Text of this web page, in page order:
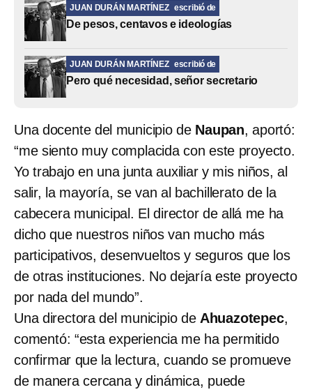
JUAN DURÁN MARTÍNEZ escribió de
De pesos, centavos e ideologías
JUAN DURÁN MARTÍNEZ escribió de
Pero qué necesidad, señor secretario
Una docente del municipio de Naupan, aportó:
“me siento muy complacida con este proyecto.
Yo trabajo en una junta auxiliar y mis niños, al
salir, la mayoría, se van al bachillerato de la
cabecera municipal. El director de allá me ha
dicho que nuestros niños van mucho más
participativos, desenvueltos y seguros que los
de otras instituciones. No dejaría este proyecto
por nada del mundo”.
Una directora del municipio de Ahuazotepec,
comentó: “esta experiencia me ha permitido
confirmar que la lectura, cuando se promueve
de manera cercana y dinámica, puede